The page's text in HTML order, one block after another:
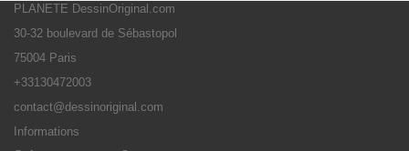
PLANETE DessinOriginal.com
30-32 boulevard de Sébastopol
75004 Paris
+33130472003
contact@dessinoriginal.com
Informations